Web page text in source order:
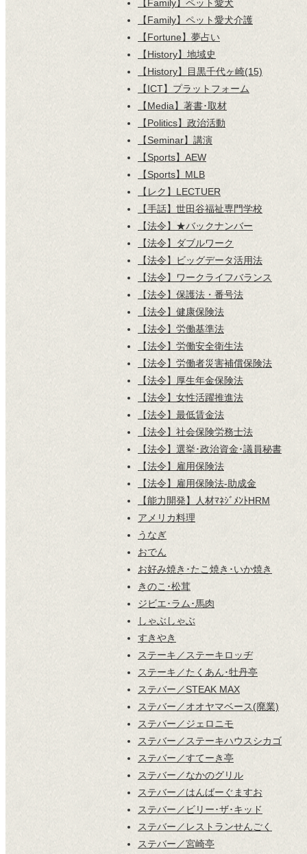
【Family】ペット愛犬
【Family】ペット愛犬介護
【Fortune】夢占い
【History】地域史
【History】目黒千代ヶ崎(15)
【ICT】プラットフォーム
【Media】著書･取材
【Politics】政治活動
【Seminar】講演
【Sports】AEW
【Sports】MLB
【レク】LECTUER
【手話】世田谷福祉専門学校
【法令】★バックナンバー
【法令】ダブルワーク
【法令】ビッグデータ活用法
【法令】ワークライフバランス
【法令】保護法・番号法
【法令】健康保険法
【法令】労働基準法
【法令】労働安全衛生法
【法令】労働者災害補償保険法
【法令】厚生年金保険法
【法令】女性活躍推進法
【法令】最低賃金法
【法令】社会保険労務士法
【法令】選挙･政治資金･議員秘書
【法令】雇用保険法
【法令】雇用保険法-助成金
【能力開発】人材ﾏﾈｼﾞﾒﾝﾄHRM
アメリカ料理
うなぎ
おでん
お好み焼き･たこ焼き･いか焼き
きのこ･松茸
ジビエ･ラム･馬肉
しゃぶしゃぶ
すきやき
ステーキ／ステーキロッヂ
ステーキ／たくあん･牡丹亭
ステバー／STEAK MAX
ステバー／オオヤマベース(廃業)
ステバー／ジェロニモ
ステバー／ステーキハウスシカゴ
ステバー／すてーき亭
ステバー／なかのグリル
ステバー／はんばーぐますお
ステバー／ビリー･ザ･キッド
ステバー／レストランせんごく
ステバー／宮崎亭